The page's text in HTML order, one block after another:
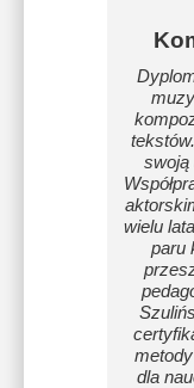
swoją
wielu
paru
dla